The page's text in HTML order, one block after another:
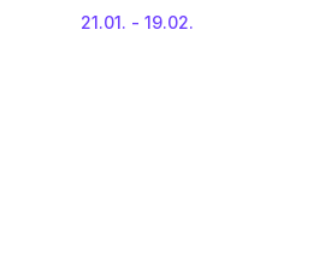
21.01. - 19.02.